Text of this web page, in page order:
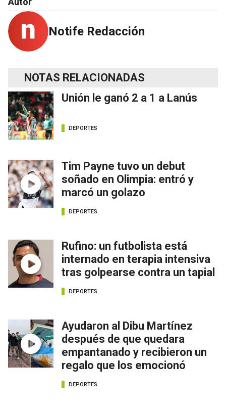
Notife Redacción
NOTAS RELACIONADAS
Unión le ganó 2 a 1 a Lanús
DEPORTES
Tim Payne tuvo un debut
soñado en Olimpia: entró y
marcó un golazo
DEPORTES
Rufino: un futbolista está
internado en terapia intensiva
tras golpearse contra un tapial
DEPORTES
Ayudaron al Dibu Martínez
después de que quedara
empantanado y recibieron un
regalo que los emocionó
DEPORTES